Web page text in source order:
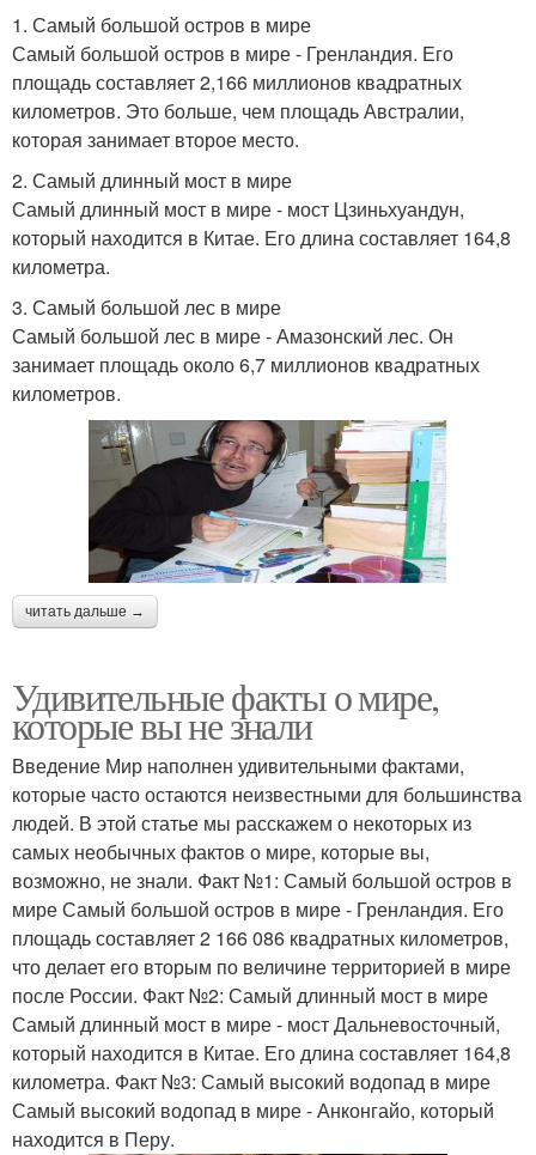
1. Самый большой остров в мире
Самый большой остров в мире - Гренландия. Его
площадь составляет 2,166 миллионов квадратных
километров. Это больше, чем площадь Австралии,
которая занимает второе место.
2. Самый длинный мост в мире
Самый длинный мост в мире - мост Цзиньхуандун,
который находится в Китае. Его длина составляет 164,8
километра.
3. Самый большой лес в мире
Самый большой лес в мире - Амазонский лес. Он
занимает площадь около 6,7 миллионов квадратных
километров.
читать дальше →
Удивительные факты о мире,
которые вы не знали
Введение Мир наполнен удивительными фактами,
которые часто остаются неизвестными для большинства
людей. В этой статье мы расскажем о некоторых из
самых необычных фактов о мире, которые вы,
возможно, не знали. Факт №1: Самый большой остров в
мире Самый большой остров в мире - Гренландия. Его
площадь составляет 2 166 086 квадратных километров,
что делает его вторым по величине территорией в мире
после России. Факт №2: Самый длинный мост в мире
Самый длинный мост в мире - мост Дальневосточный,
который находится в Китае. Его длина составляет 164,8
километра. Факт №3: Самый высокий водопад в мире
Самый высокий водопад в мире - Анконгайо, который
находится в Перу.